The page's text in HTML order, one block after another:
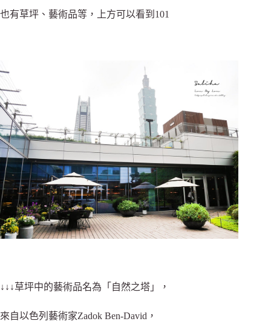
也有草坪、藝術品等， 上方可以看到101
↓↓↓草坪中的藝術品名為「自然之塔」，
來自以色列藝術家Zadok Ben-David，